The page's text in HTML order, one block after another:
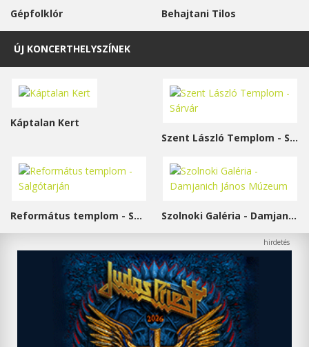
Gépfolklór Behajtani Tilos
ÚJ KONCERTHELYSZÍNEK
Káptalan Kert
Szent László Templom - Sárvár
Református templom - Salgótarján Szolnoki Galéria - Damjanich János Múzeum